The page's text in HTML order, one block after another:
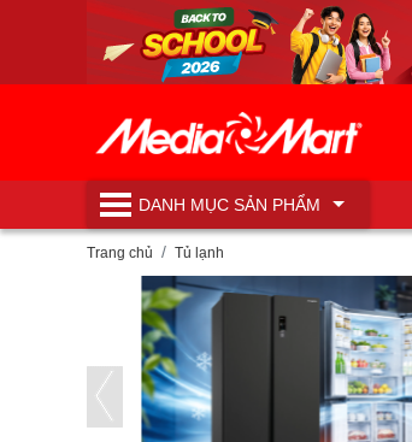
DANH MỤCSẢN PHẨM
Trang chủ Tủ lạnh